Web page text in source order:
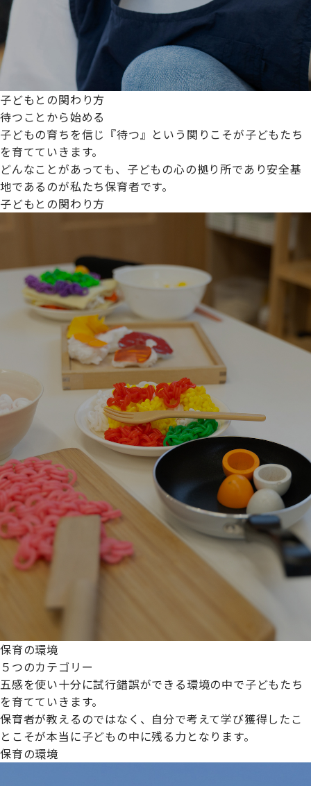
子どもとの関わり方
待つことから始める
子どもの育ちを信じ『待つ』という関りこそが子どもたち
を育てていきます。
どんなことがあっても、子どもの心の拠り所であり安全基
地であるのが私たち保育者です。
子どもとの関わり方
保育の環境
５つのカテゴリー
五感を使い十分に試行錯誤ができる環境の中で子どもたち
を育てていきます。
保育者が教えるのではなく、自分で考えて学び獲得したこ
とこそが本当に子どもの中に残る力となります。
保育の環境